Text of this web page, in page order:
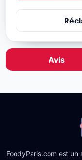
Avis
FoodyParis.com est